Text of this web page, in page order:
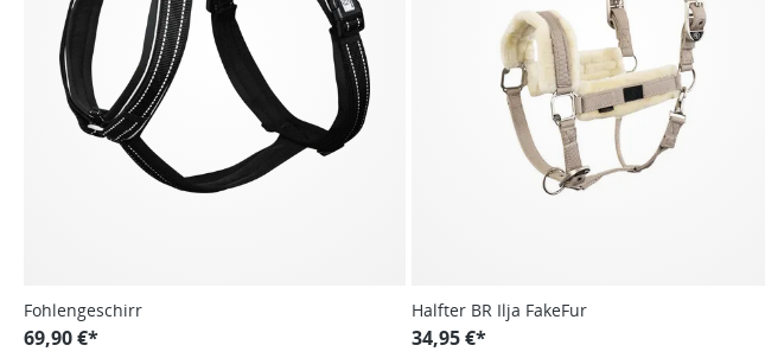
Fohlengeschirr
69,90 €*
Halfter BR Ilja FakeFur
34,95 €*